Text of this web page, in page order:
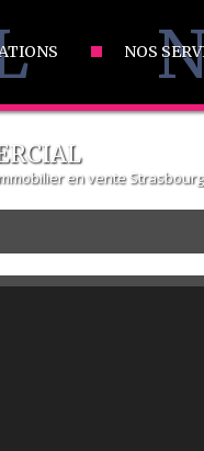
NOS
en vente Strasbourg